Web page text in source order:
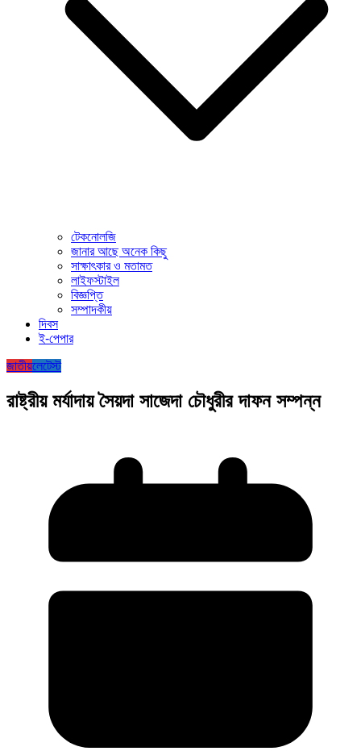
টেকনোলজি
জানার আছে অনেক কিছু
সাক্ষাৎকার ও মতামত
লাইফস্টাইল
বিজ্ঞপ্তি
সম্পাদকীয়
দিবস
ই-পেপার
জাতীয়লেটেস্ট
রাষ্ট্রীয় মর্যাদায় সৈয়দা সাজেদা চৌধুরীর দাফন সম্পন্ন